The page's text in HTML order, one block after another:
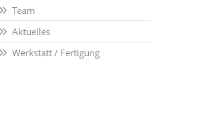
Team
Aktuelles
Werkstatt / Fertigung